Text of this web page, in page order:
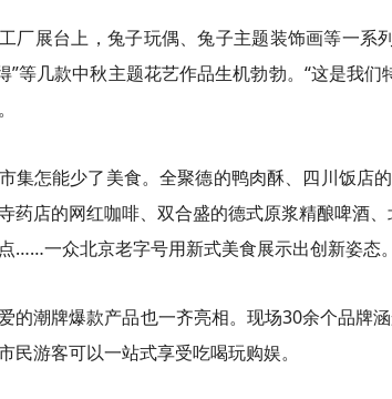
厂展台上，兔子玩偶、兔子主题装饰画等一系
”等几款中秋主题花艺作品生机勃勃。“这是我
集怎能少了美食。全聚德的鸭肉酥、四川饭店
药店的网红咖啡、双合盛的德式原浆精酿啤酒
……一众北京老字号用新式美食展示出创新姿态。
的潮牌爆款产品也一齐亮相。现场30余个品牌
民游客可以一站式享受吃喝玩购娱。